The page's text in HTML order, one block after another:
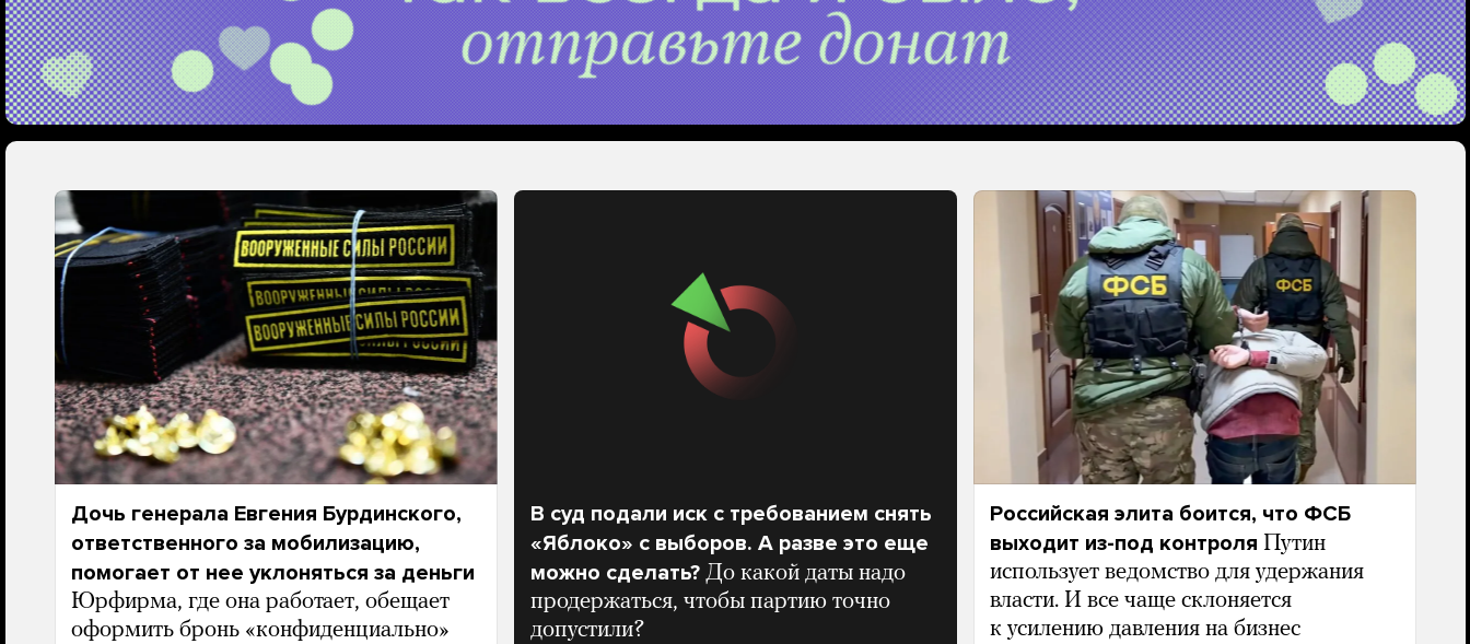
Дочь генерала Евгения Бурдинского,
ответственного за мобилизацию,
помогает от нее уклоняться за деньги
Юрфирма, где она работает, обещает
оформить бронь «конфиденциально»
В суд подали иск с требованием снять
«Яблоко» с выборов. А разве это еще
можно сделать? До какой даты надо
продержаться, чтобы партию точно
допустили?
Российская элита боится, что ФСБ
выходит из-под контроля Путин
использует ведомство для удержания
власти. И все чаще склоняется
к усилению давления на бизнес